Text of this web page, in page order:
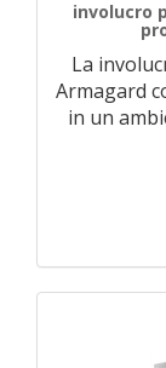
involucro
La
Armagard
in un